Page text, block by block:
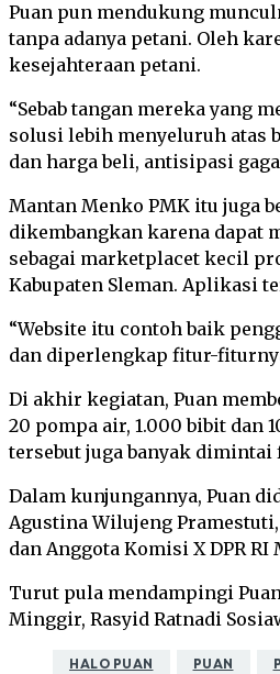
Puan pun mendukung
tanpa adanya petani. Oleh
kesejahteraan petani.
“Sebab tangan mereka yang
solusi lebih menyeluruh atas
dan harga beli, antisipasi
Mantan Menko PMK itu juga
dikembangkan karena dapat
sebagai marketplacet kecil
Kabupaten Sleman. Aplikasi
“Website itu contoh baik
dan diperlengkap fitur-
Di akhir kegiatan, Puan
20 pompa air, 1.000 bibit dan
tersebut juga banyak dimintai
Dalam kunjungannya, Puan
Agustina Wilujeng
dan Anggota Komisi X DPR RI
Turut pula mendampingi
Minggir, Rasyid Ratnadi
HALO PUAN PUAN